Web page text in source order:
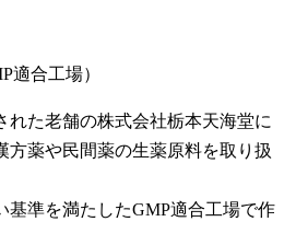
適合工場）
れた老舗の株式会社栃本天海堂に
方薬や民間薬の生薬原料を取り扱
基準を満たしたGMP適合工場で作